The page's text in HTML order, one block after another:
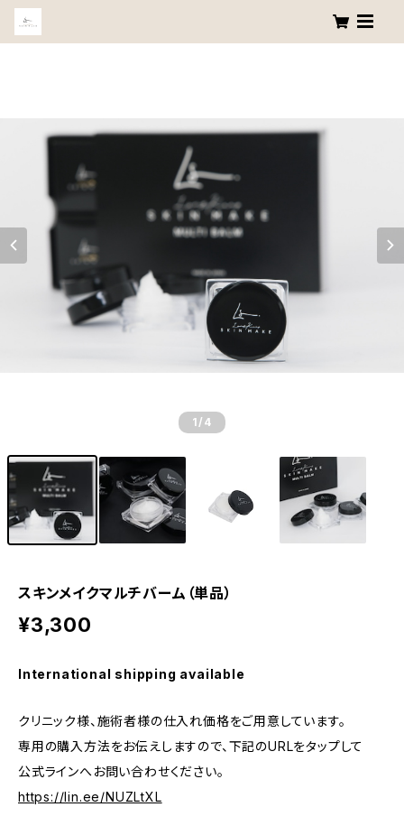
1 /4
スキンメイクマルチバーム（単品）
¥3,300
International shipping available
クリニック様、施術者様の仕入れ価格をご用意しています。
専用の購入方法をお伝えしますので、下記のURLをタップして
公式ラインへお問い合わせください。
https://lin.ee/NUZLtXL